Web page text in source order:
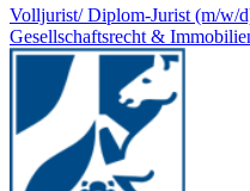
Volljurist/ Diplom-Jurist (m/w/
Gesellschaftsrecht &